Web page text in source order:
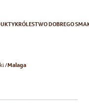
KRÓLESTWO DOBREGO
Malaga